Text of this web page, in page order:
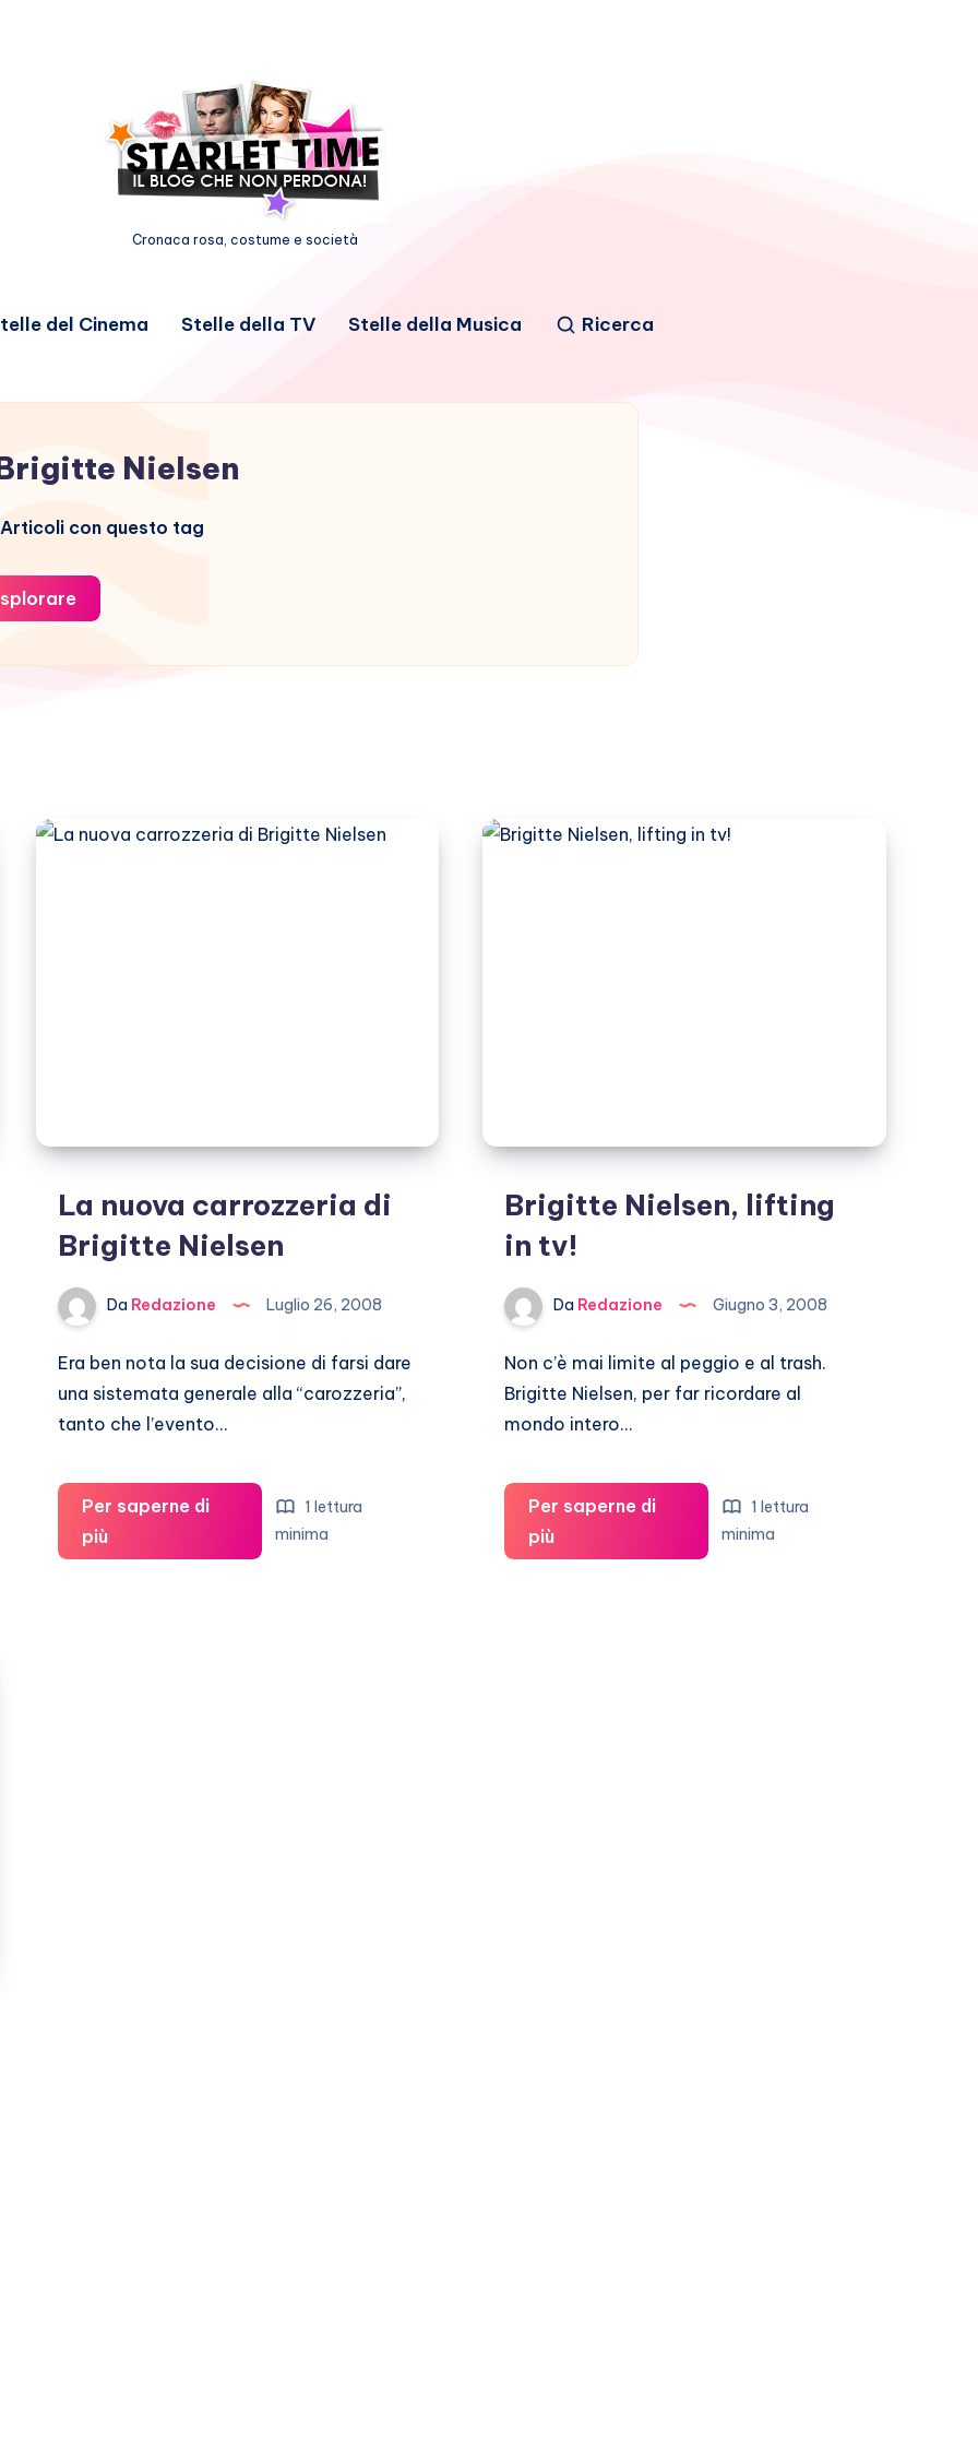
Cronaca rosa, costume e società
del Cinema Stelle della TV Stelle della Musica Ricerca
Nielsen
con questo tag
La nuova carrozzeria di
Brigitte Nielsen
Da Redazione Luglio 26, 2008
Era ben nota la sua decisione di farsi dare
una sistemata generale alla “carozzeria”,
tanto che l’evento…
Per saperne di
piùLa
nuova
1 lettura
minima
Brigitte Nielsen, lifting
in tv!
Da Redazione Giugno 3, 2008
Non c’è mai limite al peggio e al trash.
Brigitte Nielsen, per far ricordare al
mondo intero…
Per saperne di
piùBrigitte
Nielsen,
1 lettura
minima